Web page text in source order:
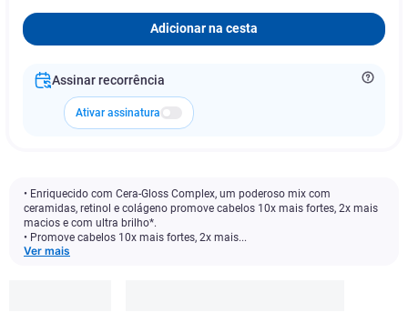
Adicionar na cesta
Assinar recorrência
Ativar assinatura
• Enriquecido com Cera-Gloss Complex, um poderoso mix com
ceramidas, retinol e colágeno promove cabelos 10x mais fortes, 2x mais
macios e com ultra brilho*.
• Promove cabelos 10x mais fortes, 2x mais...
Ver mais